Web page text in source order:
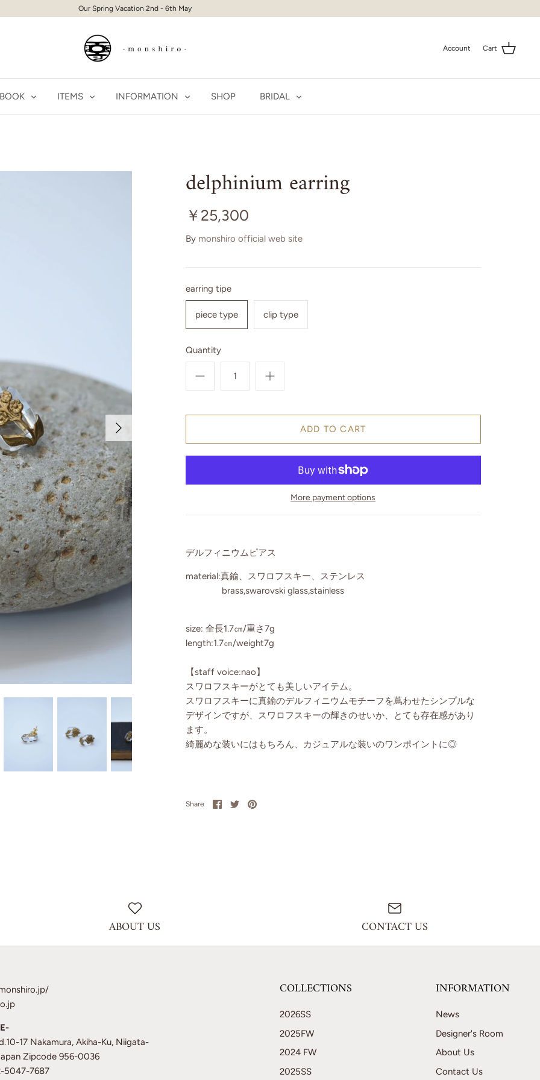
Our Spring Vacation 2nd - 6th May
Account Cart
ITEMS INFORMATION SHOP BRIDAL
delphinium earring
￥25,300
By monshiro official web site
earring tipe
piece type clip type
Quantity
More payment options
デルフィニウムピアス
material:真鍮、スワロフスキー、ステンレス
brass,swarovski glass,stainless
size: 全長1.7㎝/重さ7g
length:1.7㎝/weight7g
【staff voice:nao】
スワロフスキーがとても美しいアイテム。
スワロフスキーに真鍮のデルフィニウムモチーフを蔦わせたシンプルな
デザインですが、スワロフスキーの輝きのせいか、とても存在感があり
ます。
綺麗めな装いにはもちろん、カジュアルな装いのワンポイントに◎
Share
Share
on
SharePin
ABOUT US CONTACT US
17 Nakamura, Akiha-Ku, Niigata-
Zipcode 956-0036
5047-7687
COLLECTIONS
2026SS
2025FW
2024 FW
2025SS
INFORMATION
News
Designer's Room
About Us
Contact Us